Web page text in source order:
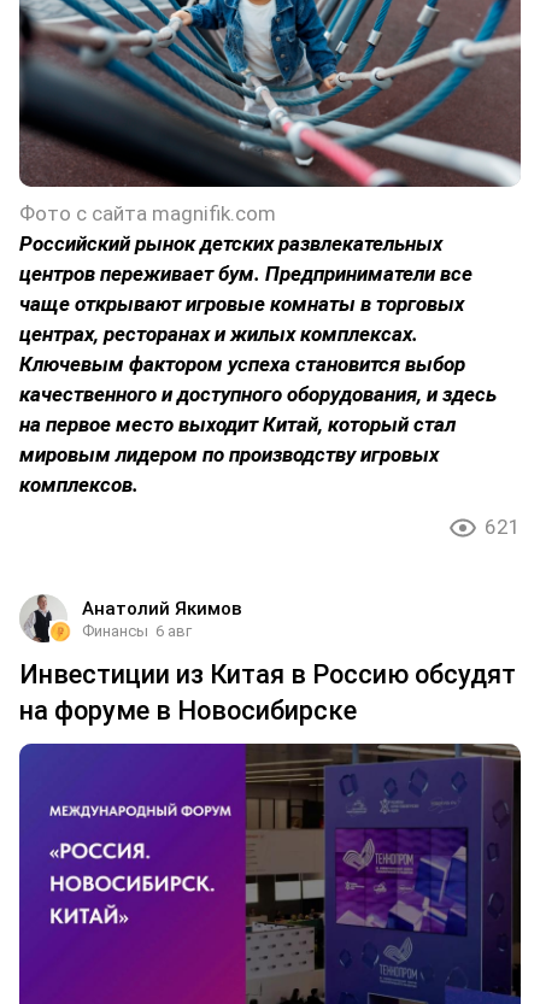
Фото с сайта magnifik.com
Российский рынок детских развлекательных
центров переживает бум. Предприниматели все
чаще открывают игровые комнаты в торговых
центрах, ресторанах и жилых комплексах.
Ключевым фактором успеха становится выбор
качественного и доступного оборудования, и здесь
на первое место выходит Китай, который стал
мировым лидером по производству игровых
комплексов.
621
Анатолий Якимов
Финансы 6 авг
Инвестиции из Китая в Россию обсудят
на форуме в Новосибирске